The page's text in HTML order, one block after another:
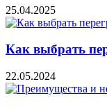
25.04.2025
Как выбрать
22.05.2024